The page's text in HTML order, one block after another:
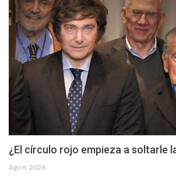
¿El círculo rojo empieza a soltarle
Ago 6, 2026